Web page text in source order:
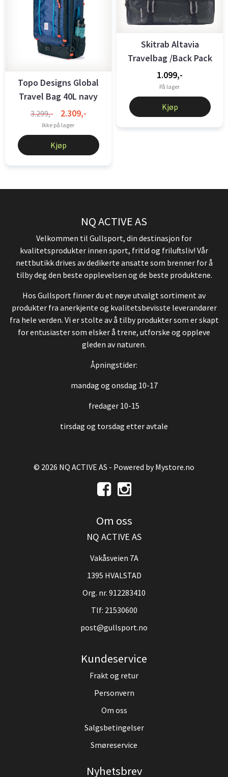
Topo Designs Global
Travel Bag 40L navy
3.299,- 2.309,-
Ikke på lager
Kjøp
Skitrab Altavia
Travelbag /Back Pack
40 L
1.099,-
På lager
Kjøp
NQ ACTIVE AS
Velkommen til Gullsport, din destinasjon for
kvalitetsprodukter innen sport, fritid og friluftsliv! Vår
nettbutikk drives av dedikerte ansatte som brenner for å
tilby deg den beste opplevelsen og de beste produktene.
Hos Gullsport finner du et nøye utvalgt sortiment av
produkter fra anerkjente og kvalitetsbevisste leverandører
fra hele verden. Vi er stolte av å tilby produkter som er skapt
for entusiaster som elsker å trene, utforske og oppleve
gleden av naturen.
Åpningstider:
mandag og onsdag 10-17
fredager 10-15
tirsdag og torsdag etter avtale
© 2026 NQ ACTIVE AS - Powered byMystore.no
Om oss
NQ ACTIVE AS
Vakåsveien 7A
1395 HVALSTAD
Org. nr. 912283410
Tlf: 21530600
post@gullsport.no
Kundeservice
Frakt og retur
Personvern
Om oss
Salgsbetingelser
Smøreservice
Nyhetsbrev